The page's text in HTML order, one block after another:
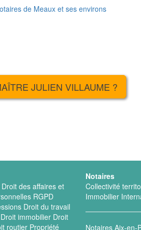
de Meaux et ses environs
JULIEN VILLAUME ?
Droit des affaires et
RGPD
Droit du travail
Droit immobilier Droit
routier Propriété
Notaires
Collectivité
Immobilier
Notaires Aix-en-